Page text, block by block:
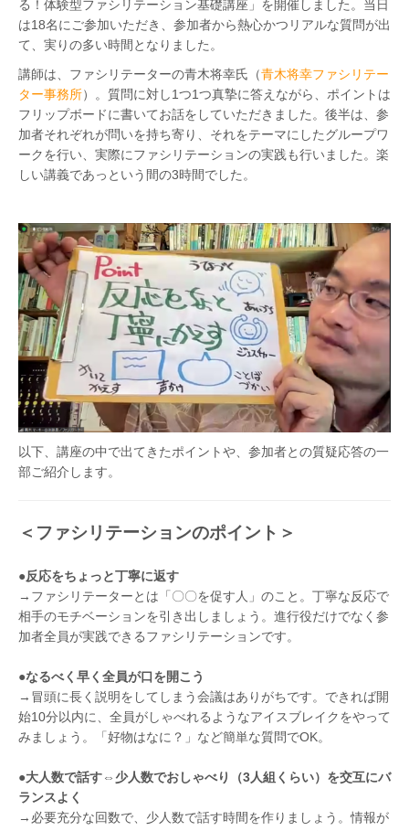
る！体験型ファシリテーション基礎講座」を開催しました。当日
は18名にご参加いただき、参加者から熱心かつリアルな質問が出
て、実りの多い時間となりました。
講師は、ファシリテーターの青木将幸氏（青木将幸ファシリテー
ター事務所）
。質問に対し1つ1つ真摯に答えながら、ポイントは
フリップボードに書いてお話をしていただきました。後半は、参
加者それぞれが問いを持ち寄り、それをテーマにしたグループワ
ークを行い、実際にファシリテーションの実践も行いました。楽
しい講義であっという間の3時間でした。
以下、講座の中で出てきたポイントや、参加者との質疑応答の一
部ご紹介します。
＜ファシリテーションのポイント＞
●反応をちょっと丁寧に返す
→ファシリテーターとは「〇〇を促す人」のこと。丁寧な反応で
相手のモチベーションを引き出しましょう。進行役だけでなく参
加者全員が実践できるファシリテーションです。
●なるべく早く全員が口を開こう
→冒頭に長く説明をしてしまう会議はありがちです。できれば開
始10分以内に、全員がしゃべれるようなアイスブレイクをやって
みましょう。「好物はなに？」など簡単な質問でOK。
●大人数で話す⇔少人数でおしゃべり（3人組くらい）を交互にバ
ランスよく
→必要充分な回数で、少人数で話す時間を作りましょう。情報が